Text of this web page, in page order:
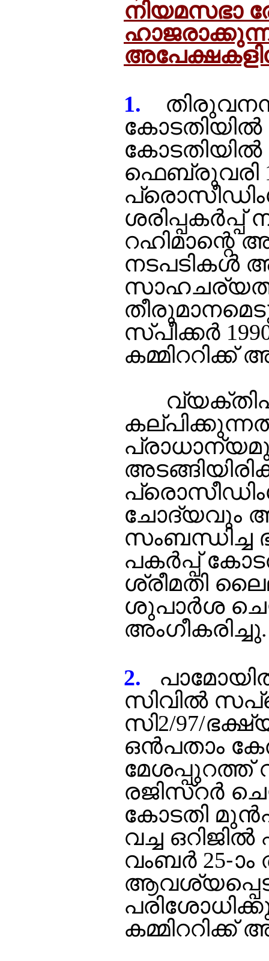
നിയമസഭാ
1.
കോടതിയില്‍
കോടതിയില്‍
ഫെബ്രുവരി
റഹിമാന്റെ
നടപടികള്‍
സ്പീക്കര്‍
കമ്മിററിക്ക്
ചോദ്യവും
സംബന്ധിച്ച
പകര്‍പ്പ്
ശ്രീമതി
ശുപാര്‍ശ
അംഗീകരിച്ചു.
2.
സിവില്‍
സി2/97/
ഒന്‍പതാം
രജിസ്റര്‍
കോടതി
വച്ച
വംബര്‍ 25-